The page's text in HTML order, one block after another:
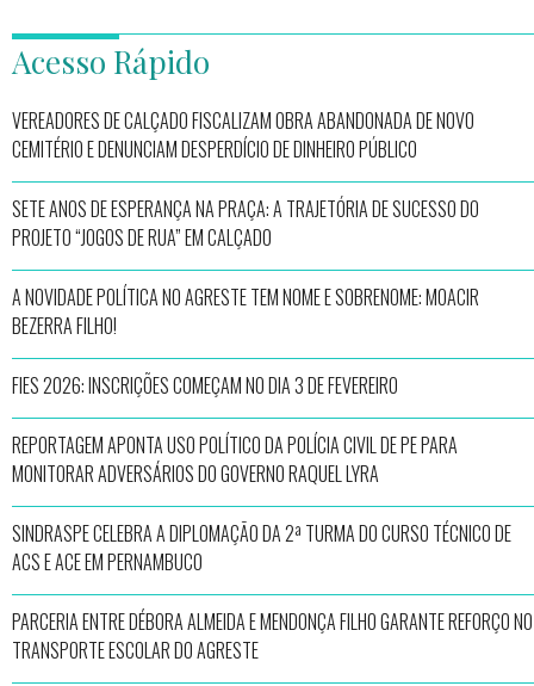
Acesso Rápido
VEREADORES DE CALÇADO FISCALIZAM OBRA ABANDONADA DE NOVO
CEMITÉRIO E DENUNCIAM DESPERDÍCIO DE DINHEIRO PÚBLICO
SETE ANOS DE ESPERANÇA NA PRAÇA: A TRAJETÓRIA DE SUCESSO DO
PROJETO “JOGOS DE RUA” EM CALÇADO
A NOVIDADE POLÍTICA NO AGRESTE TEM NOME E SOBRENOME: MOACIR
BEZERRA FILHO!
FIES 2026: INSCRIÇÕES COMEÇAM NO DIA 3 DE FEVEREIRO
REPORTAGEM APONTA USO POLÍTICO DA POLÍCIA CIVIL DE PE PARA
MONITORAR ADVERSÁRIOS DO GOVERNO RAQUEL LYRA
SINDRASPE CELEBRA A DIPLOMAÇÃO DA 2ª TURMA DO CURSO TÉCNICO DE
ACS E ACE EM PERNAMBUCO
PARCERIA ENTRE DÉBORA ALMEIDA E MENDONÇA FILHO GARANTE REFORÇO NO
TRANSPORTE ESCOLAR DO AGRESTE